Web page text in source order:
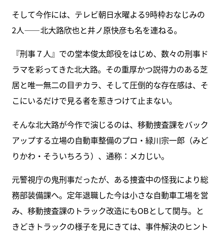
そして今作には、テレビ朝日水曜よる9時枠おなじみの
2人――北大路欣也と井ノ原快彦も名を連ねる。
『刑事７人』での堂本俊太郎役をはじめ、数々の刑事ド
ラマを彩ってきた北大路。その重厚かつ説得力のある芝
居と唯一無二の目ヂカラ、そして圧倒的な存在感は、そ
こにいるだけで見る者を惹きつけて止まない。
そんな北大路が今作で演じるのは、移動捜査課をバック
アップする立場の自動車整備のプロ・緑川宗一郎（みど
りかわ・そういちろう）、通称：メカじい。
元警視庁の鬼刑事だったが、ある捜査中の怪我により総
務部装備課へ。定年退職した今は小さな自動車工場を営
み、移動捜査課のトラック改造にもOBとして関与。と
きどきトラックの様子を見にきては、事件解決のヒント